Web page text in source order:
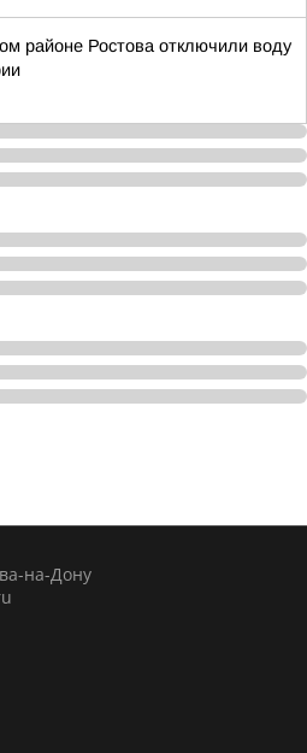
районе Ростова отключили воду
на-Дону